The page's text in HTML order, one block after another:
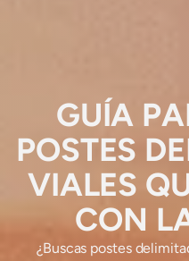
GUÍA
POSTES
VIALES
CON
¿Buscas postes